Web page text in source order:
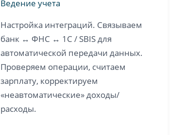
Ведение учета
Настройка интеграций. Связываем
банк ↔ ФНС ↔ 1С / SBIS для
автоматической передачи данных.
Проверяем операции, считаем
зарплату, корректируем
«неавтоматические» доходы/
расходы.